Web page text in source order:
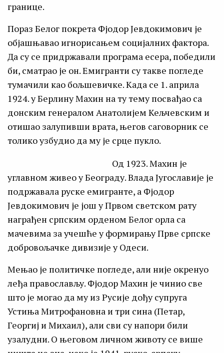
границе.
Пораз Белог покрета Фјодор Јевдокимович је
објашњавао игнорисањем социјалних фактора.
Да су се придржавали програма есера, победили
би, сматрао је он. Емигранти су такве погледе
тумачили као бољшевичке. Када се 1. априла
1924. у Берлину Махин на ту тему посвађао са
донским генералом Анатолијем Кељчевским и
отишао залупивши врата, његов саговорник се
толико узбудио да му је срце пукло.
Од 1923. Махин је
углавном живео у Београду. Влада Југославије је
подржавала руске емигранте, а Фјодор
Јевдокимович је још у Првом светском рату
награђен српским орденом Белог орла са
мачевима за учешће у формирању Прве српске
добровољачке дивизије у Одеси.
Мењао је политичке погледе, али није окренуо
леђа православљу. Фјодор Махин је чинио све
што је могао да му из Русије дођу супруга
Устиња Митрофановна и три сина (Петар,
Георгиј и Михаил), али сви су напори били
узалудни. О његовом личном животу се више